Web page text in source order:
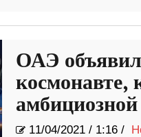
ОАЭ
космонавте,
11/04/2021/ 1:16 /